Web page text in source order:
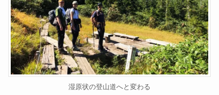
湿原状の登山道へと変わる